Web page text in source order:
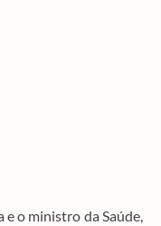
e o ministro da Saúde,